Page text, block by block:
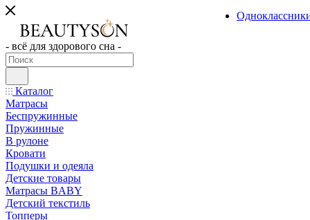
- всё для здорового сна -
Каталог
Матрасы
Беспружинные
Пружинные
В рулоне
Кровати
Подушки и одеяла
Детские товары
Матрасы BABY
Детский текстиль
Топперы